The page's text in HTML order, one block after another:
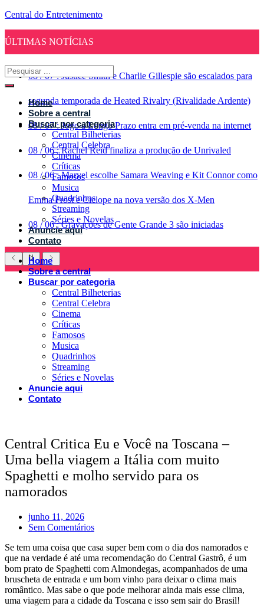
Central do Entretenimento
ÚLTIMAS NOTÍCIAS
08 / 07 : Justice Smith e Charlie Gillespie são escalados para
segunda temporada de Heated Rivalry (Rivalidade Ardente)
08 / 07 : Jogo a Longo Prazo entra em pré-venda na internet
08 / 06 : Rachel Reid finaliza a produção de Unrivaled
08 / 06 : Marvel escolhe Samara Weaving e Kit Connor como
Emma Frost e Ciclope na nova versão dos X-Men
08 / 06 : Gravações de Gente Grande 3 são iniciadas
Home
Sobre a central
Buscar por categoria
Central Bilheterias
Central Celebra
Cinema
Críticas
Famosos
Musica
Quadrinhos
Streaming
Séries e Novelas
Anuncie aqui
Contato
Home
Sobre a central
Buscar por categoria
Central Bilheterias
Central Celebra
Cinema
Críticas
Famosos
Musica
Quadrinhos
Streaming
Séries e Novelas
Anuncie aqui
Contato
Central Critica Eu e Você na Toscana –
Uma bella viagem a Itália com muito
Spaghetti e molho servido para os
namorados
junho 11, 2026
Sem Comentários
Se tem uma coisa que casa super bem com o dia dos namorados e
que na verdade é até uma recomendação do Central Gastrô, é um
bom prato de Spaghetti com Almondegas, acompanhados de uma
bruscheta de entrada e um bom vinho para deixar o clima mais
romântico. Mas sabe o que pode melhorar ainda mais esse clima,
uma viagem para a cidade da Toscana e isso sem sair do Brasil!